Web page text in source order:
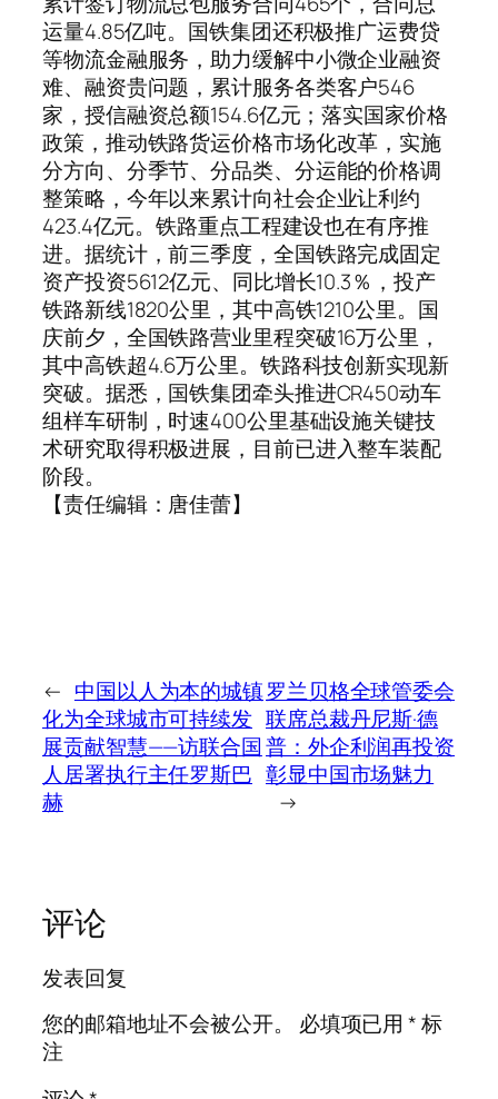
运量4.85亿吨。国铁集团还积极推广运费贷
等物流金融服务，助力缓解中小微企业融资
难、融资贵问题，累计服务各类客户546
家，授信融资总额154.6亿元；落实国家价格
政策，推动铁路货运价格市场化改革，实施
分方向、分季节、分品类、分运能的价格调
整策略，今年以来累计向社会企业让利约
423.4亿元。铁路重点工程建设也在有序推
进。据统计，前三季度，全国铁路完成固定
资产投资5612亿元、同比增长10.3％，投产
铁路新线1820公里，其中高铁1210公里。国
庆前夕，全国铁路营业里程突破16万公里，
其中高铁超4.6万公里。铁路科技创新实现新
突破。据悉，国铁集团牵头推进CR450动车
组样车研制，时速400公里基础设施关键技
术研究取得积极进展，目前已进入整车装配
阶段。
【责任编辑：唐佳蕾】
← 中国以人为本的城镇
化为全球城市可持续发
展贡献智慧——访联合国
人居署执行主任罗斯巴
赫
罗兰贝格全球管委会
联席总裁丹尼斯·德
普：外企利润再投资
彰显中国市场魅力
→
评论
发表回复
您的邮箱地址不会被公开。
必填项已用*标
注